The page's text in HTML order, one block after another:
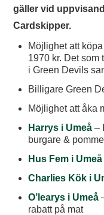
gäller vid
Cardskipper.
Möjlighet att
1970 kr. Det som
i Green Devils
Billigare Green
Möjlighet att åka
Harrys i Umeå –
burgare &
Hus Fem i Umeå
Charlies Kök i
O’learys i Umeå
rabatt på mat